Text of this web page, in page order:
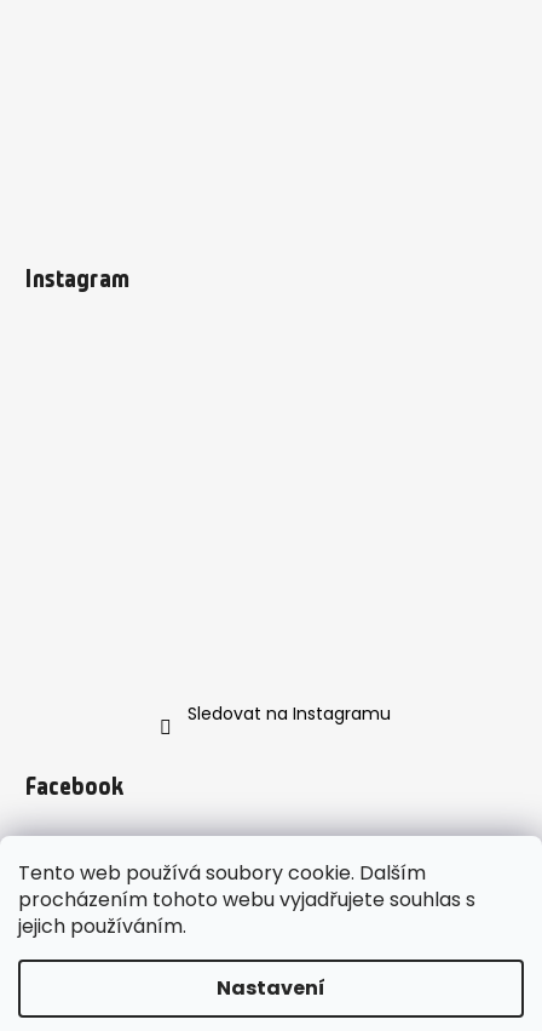
Tento web používá soubory cookie. Dalším
procházením tohoto webu vyjadřujete souhlas s
jejich používáním.
Nastavení
Instagram
Sledovat na Instagramu
Facebook
https://www.instagram.com/enveroshop/
Vytvořil Shoptet